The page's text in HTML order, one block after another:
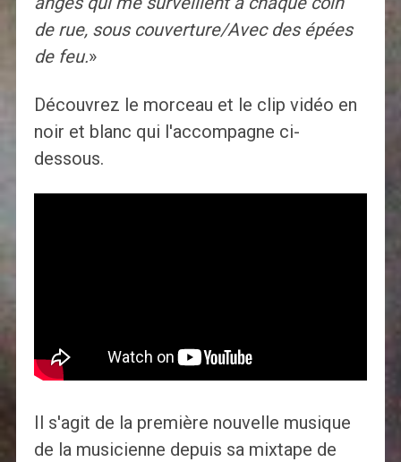
de rue, sous couverture/Avec des épées
de feu.»
Découvrez le morceau et le clip vidéo en
noir et blanc qui l'accompagne ci-
dessous.
Il s'agit de la première nouvelle musique
de la musicienne depuis sa mixtape de